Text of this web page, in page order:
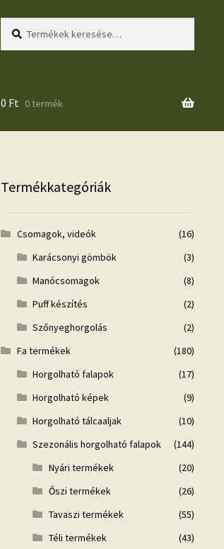
0 Ft 0 termék
Termékkategóriák
Csomagok, videók
(16)
Karácsonyi gömbök
(3)
Manócsomagok
(8)
Puff készítés
(2)
Szőnyeghorgolás
(2)
Fa termékek
(180)
Horgolható falapok
(17)
Horgolható képek
(9)
Horgolható tálcaaljak
(10)
Szezonális horgolható falapok
(144)
Nyári termékek
(20)
Őszi termékek
(26)
Tavaszi termékek
(55)
Téli termékek
(43)